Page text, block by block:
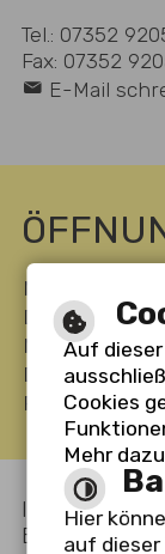
Tel.: 07352
Fax: 07352
E-Mail
Montag
Dienstag
Mittwoch
Donnerstag
Freitag
Inhalt-
Auf
Cookies
Mehr
Hier
auf dieser